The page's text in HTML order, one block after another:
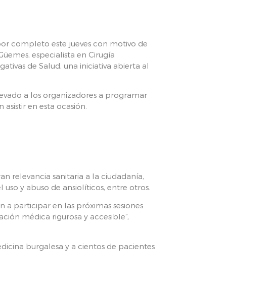
completo este jueves con motivo de
especialista en Cirugía
de Salud, una iniciativa abierta al
a los organizadores a programar
en esta ocasión.
relevancia sanitaria a la ciudadanía,
y abuso de ansiolíticos, entre otros.
participar en las próximas sesiones.
médica rigurosa y accesible”,
burgalesa y a cientos de pacientes